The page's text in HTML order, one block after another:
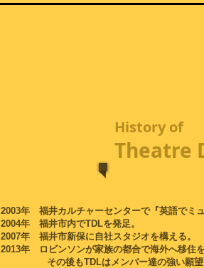
History of
Theatre
2003年 福井カルチャーセンターで『英語でミュ
2004年 福井市内でTDLを発足。
2007年 福井市新保に自社スタジオを構える。
2013年 ロビンソンが家族の都合で海外へ移住
その後もTDLはメンバー達の強い願望で